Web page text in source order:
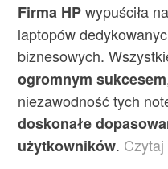
Firma HPwypuściła
laptopów
biznesowych.
ogromnym sukcesem
niezawodność tych
doskonałe
użytkowników.